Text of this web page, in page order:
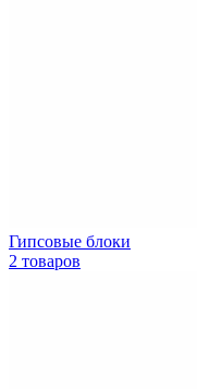
Гипсовые блоки
2 товаров